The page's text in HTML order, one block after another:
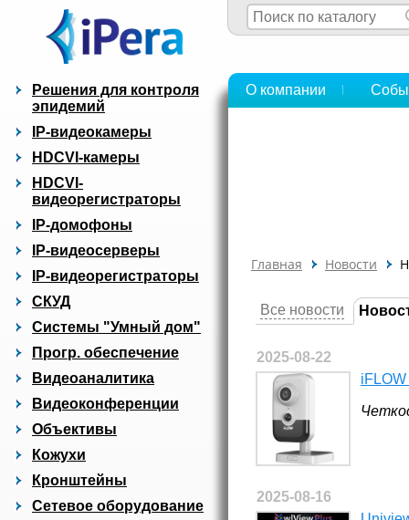
Решения для контроля
эпидемий
IP-видеокамеры
HDCVI-камеры
HDCVI-
видеорегистраторы
IP-домофоны
IP-видеосерверы
IP-видеорегистраторы
СКУД
Системы "Умный дом"
Прогр. обеспечение
Видеоаналитика
Видеоконференции
Объективы
Кожухи
Кронштейны
Сетевое оборудование
О компании
Главная Новости
Все новости
2025-08-22
2025-08-16